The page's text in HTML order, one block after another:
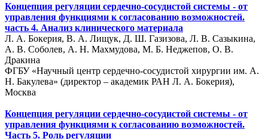
Концепция регуляции сердечно-сосудистой системы - от
управления функциями к согласованию возможностей.
часть 4. Анализ клинического материала
Л. А. Бокерия, В. А. Лищук, Д. Ш. Газизова, Л. В. Сазыкина,
А. В. Соболев, А. Н. Махмудова, М. Б. Неджепов, О. В.
Дракина
ФГБУ «Научный центр сердечно-сосудистой хирургии им. А.
Н. Бакулева» (директор – академик РАН Л. А. Бокерия),
Москва
Концепция регуляции сердечно-сосудистой системы - от
управления функциями к согласованию возможностей.
Часть 5. Роль регуляции